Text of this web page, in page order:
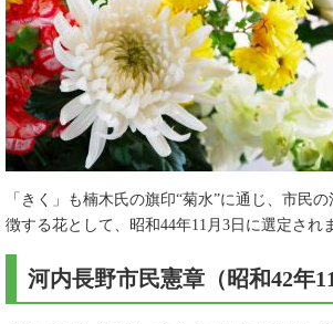
「きく」も楠木氏の旗印“菊水”に通じ、市民
徴する花として、昭和44年11月3日に選定され
河内長野市民憲章（昭和42年